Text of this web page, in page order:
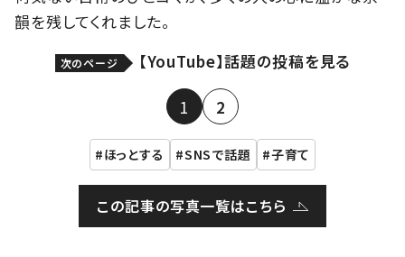
韻を残してくれました。
次のページ 【YouTube】話題の投稿を見る
1 2
ほっとする SNSで話題 子育て
この記事の写真一覧はこちら